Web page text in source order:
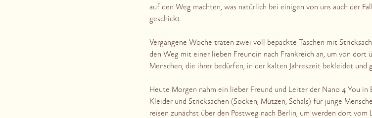
auf den Weg machten, was natürlich bei einigen von uns auch der
geschickt.
Vergangene Woche traten zwei voll bepackte Taschen mit
den Weg mit einer lieben Freundin nach Frankreich an, um von dort
Menschen, die ihrer bedürfen, in der kalten Jahreszeit bekleidet und
Heute Morgen nahm ein lieber Freund und Leiter der Nano 4 You in
Kleider und Stricksachen (Socken, Mützen, Schals) für junge
reisen zunächst über den Postweg nach Berlin, um werden dort